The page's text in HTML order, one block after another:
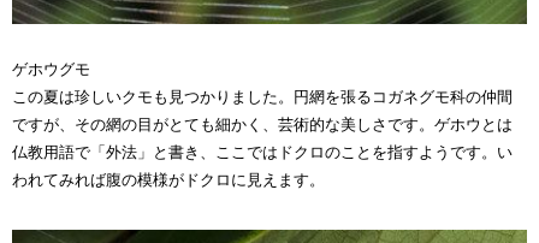
ゲホウグモ
この夏は珍しいクモも見つかりました。円網を張るコガネグモ科の仲間
ですが、その網の目がとても細かく、芸術的な美しさです。ゲホウとは
仏教用語で「外法」と書き、ここではドクロのことを指すようです。い
われてみれば腹の模様がドクロに見えます。